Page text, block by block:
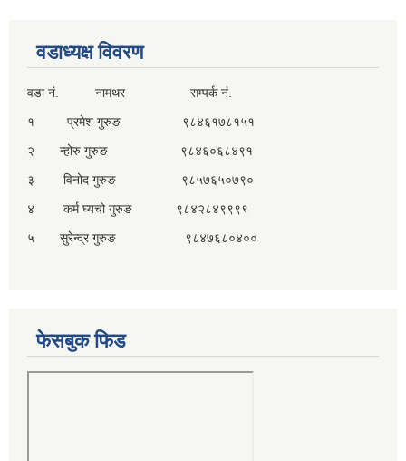
वडाध्यक्ष विवरण
वडा नं. नामथर सम्पर्क नं.
१ प्रमेश गुरुङ ९८४६१७८१५१
२ न्होरु गुरुङ ९८४६०६८४९१
३ विनोद गुरुङ ९८५७६५०७९०
४ कर्म घ्यचो गुरुङ ९८४२८४९९९९
५ सुरेन्द्र गुरुङ ९८४७६८०४००
फेसबुक फिड